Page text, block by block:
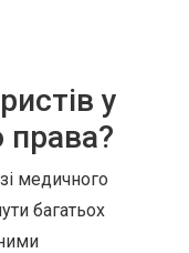
у
права?
медичного
багатьох